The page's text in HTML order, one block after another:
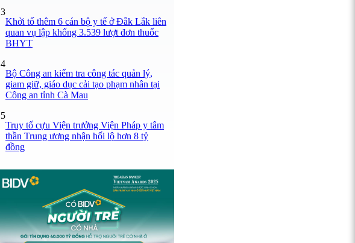
3
Khởi tố thêm 6 cán bộ y tế ở Đắk Lắk liên
quan vụ lập khống 3.539 lượt đơn thuốc
BHYT
4
Bộ Công an kiểm tra công tác quản lý,
giam giữ, giáo dục cải tạo phạm nhân tại
Công an tỉnh Cà Mau
5
Truy tố cựu Viện trưởng Viện Pháp y tâm
thần Trung ương nhận hối lộ hơn 8 tỷ
đồng